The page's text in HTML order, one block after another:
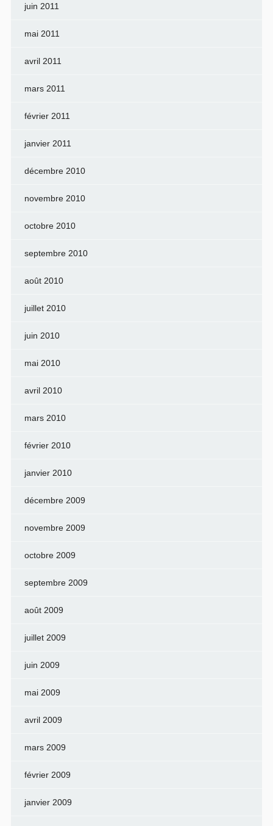
juin 2011
mai 2011
avril 2011
mars 2011
février 2011
janvier 2011
décembre 2010
novembre 2010
octobre 2010
septembre 2010
août 2010
juillet 2010
juin 2010
mai 2010
avril 2010
mars 2010
février 2010
janvier 2010
décembre 2009
novembre 2009
octobre 2009
septembre 2009
août 2009
juillet 2009
juin 2009
mai 2009
avril 2009
mars 2009
février 2009
janvier 2009